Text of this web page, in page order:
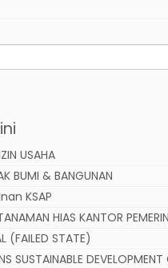
USAHA
BUMI & BANGUNAN
KSAP
HIAS KANTOR
(FAILED STATE)
SUSTAINABLE